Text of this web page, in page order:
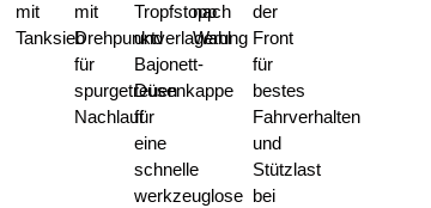
mit
Tanksieb
mit
Drehpunktverlagerung
für
spurgetreuen
Nachlauf
Tropfstopp
und
Bajonett-
Düsenkappe
für
eine
schnelle
werkzeuglose
nach
Wahl
der
Front
für
bestes
Fahrverhalten
und
Stützlast
bei